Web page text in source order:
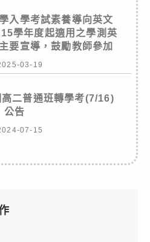
入學考試素養導向英文
學年度起適用之學測英
要宣導，鼓勵教師參加
03-19
二普通班轉學考(7/16)
公告
07-15